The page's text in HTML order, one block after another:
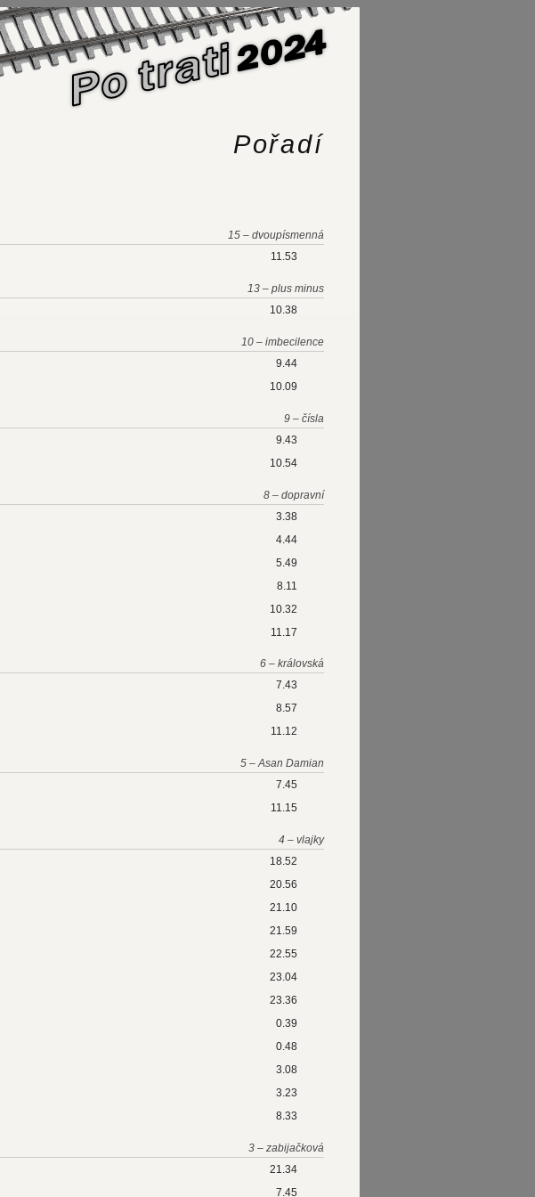
Pořadí
15 – dvoupísmenná
11.53
13 – plus minus
10.38
10 – imbecilence
9.44
10.09
9 – čísla
9.43
10.54
8 – dopravní
3.38
4.44
5.49
8.11
10.32
11.17
6 – královská
7.43
8.57
11.12
5 – Asan Damian
7.45
11.15
4 – vlajky
18.52
20.56
21.10
21.59
22.55
23.04
23.36
0.39
0.48
3.08
3.23
8.33
3 – zabijačková
21.34
7.45